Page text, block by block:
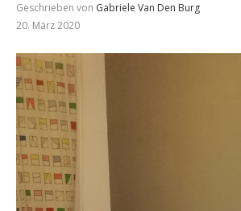
Geschrieben von Gabriele Van Den Burg
20. März 2020